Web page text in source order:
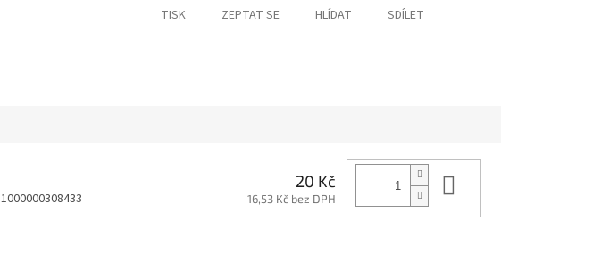
TISK ZEPTAT SE HLÍDAT SDÍLET
1000000308433
20 Kč
16,53 Kč bez DPH